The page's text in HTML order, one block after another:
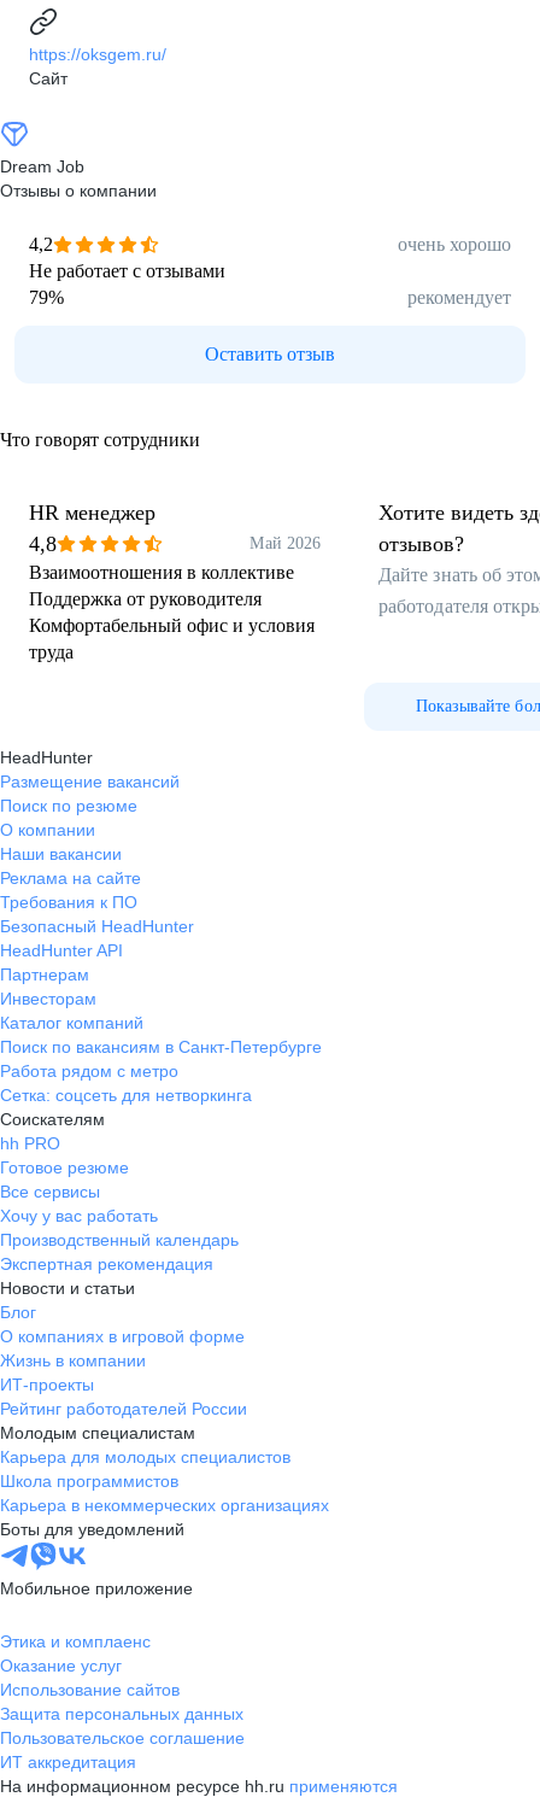
https://oksgem.ru/
Сайт
Dream Job
Отзывы о компании
4,2
очень хорошо
Не работает с отзывами
79% рекомендует
Оставить отзыв
Что говорят сотрудники
HR менеджер
4,8
Май 2026
Взаимоотношения в коллективе
Поддержка от руководителя
Комфортабельный офис и условия
труда
Хотите видеть
отзывов?
Дайте знать об
работодателя
Показывайте
HeadHunter
Размещение вакансий
Поиск по резюме
О компании
Наши вакансии
Реклама на сайте
Требования к ПО
Безопасный HeadHunter
HeadHunter API
Партнерам
Инвесторам
Каталог компаний
Поиск по вакансиям в Санкт-Петербурге
Работа рядом с метро
Сетка: соцсеть для нетворкинга
Соискателям
hh PRO
Готовое резюме
Все сервисы
Хочу у вас работать
Производственный календарь
Экспертная рекомендация
Новости и статьи
Блог
О компаниях в игровой форме
Жизнь в компании
ИТ-проекты
Рейтинг работодателей России
Молодым специалистам
Карьера для молодых специалистов
Школа программистов
Карьера в некоммерческих организациях
Боты для уведомлений
Мобильное приложение
Этика и комплаенс
Оказание услуг
Использование сайтов
Защита персональных данных
Пользовательское соглашение
ИТ аккредитация
На информационном ресурсе hh.ru применяются